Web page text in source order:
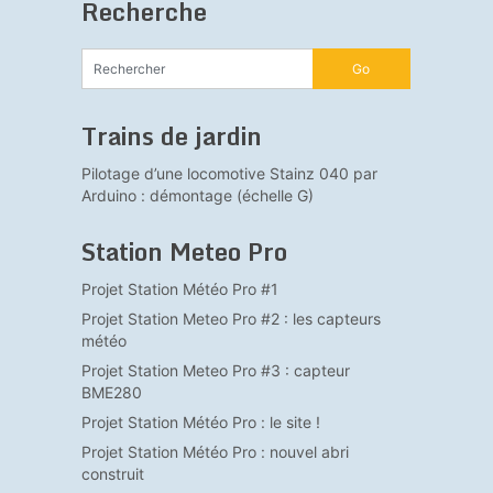
Recherche
Trains de jardin
Pilotage d’une locomotive Stainz 040 par
Arduino : démontage (échelle G)
Station Meteo Pro
Projet Station Météo Pro #1
Projet Station Meteo Pro #2 : les capteurs
météo
Projet Station Meteo Pro #3 : capteur
BME280
Projet Station Météo Pro : le site !
Projet Station Météo Pro : nouvel abri
construit